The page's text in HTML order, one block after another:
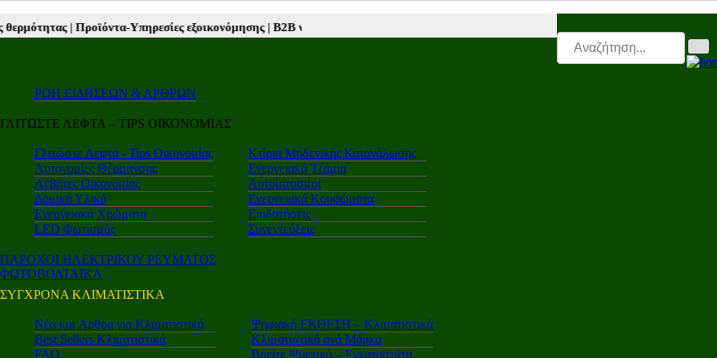
εξοικονόμησης |Β2Β νέα |Autotriti.gr | Mototriti.gr |
ΡΟΗ ΕΙΔΗΣΕΩΝ & ΑΡΘΡΩΝ
ΓΛΙΤΩΣΤΕ ΛΕΦΤΑ – TIPS ΟΙΚΟΝΟΜΙΑΣ
Γλιτώστε Λεφτά - Tips Οικονομίας
Αυτονομίες Θέρμανσης
Λέβητες Οικονομίας
Δομικά Υλικά
Ενεργειακά Χρώματα
LED Φωτισμός
Κτίρια Μηδενικής Κατανάλωσης
Ενεργειακά Τζάμια
Αυτοματισμοί
Ενεργειακά Κουφώματα
Επιδοτήσεις
Συνεντεύξεις
ΠΑΡΟΧΟΙ ΗΛΕΚΤΡΙΚΟΥ ΡΕΥΜΑΤΟΣ
ΦΩΤΟΒΟΛΤΑΙΚΑ
ΣΥΓΧΡΟΝΑ ΚΛΙΜΑΤΙΣΤΙΚΑ
Νέα και Aρθρα για Κλιματιστικά
Best Sellers Κλιματιστικά
FAQ
Ψηφιακή ΕΚΘΕΣΗ – Κλιματιστικά
Κλιματιστικά ανά Μάρκα
Βρείτε Ψυκτικό – Εγκαταστάτη